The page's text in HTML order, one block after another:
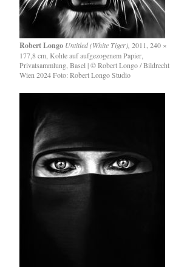
Robert Longo Untitled (White Tiger), 2011, 240 ×
177,8 cm, Kohle auf aufgezogenem Papier,
Privatsammlung, Basel | © Robert Longo / Bildrecht,
Wien 2024 Foto: Robert Longo Studio